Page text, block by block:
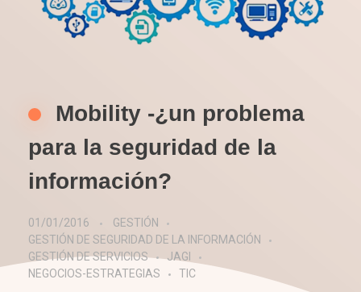
Mobility -¿un problema
para la seguridad de la
información?
01/01/2016
GESTIÓN
GESTIÓN DE SEGURIDAD DE LA INFORMACIÓN
GESTIÓN DE SERVICIOS
JAGI
NEGOCIOS-ESTRATEGIAS
TIC